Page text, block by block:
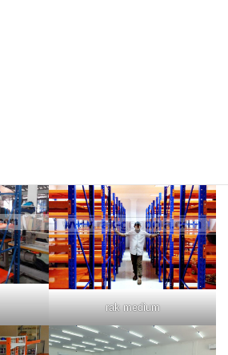
rak medium